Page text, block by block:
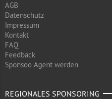
AGB
Datenschutz
Impressum
Kontakt
FAQ
Feedback
Sponsoo Agent werden
REGIONALES SPONSORING